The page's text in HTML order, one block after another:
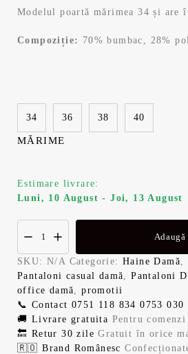
i
a
l
a
o
s
t
:
r
e
s
e
:
1
1
Modelul poartă mărimea 34 și are
Compoziție: 70% bumbac, 28%
34 36 38 40
MĂRIME
Estimare livrare:
Luni, 10 August - Joi, 13 August
Adaugă
SKU: N/A Categorie: Haine Damă,
Pantaloni casual damă,Pantaloni
office damă,promotii
📞 Contact 0751 118 834 0753 030
🚚 Livrare gratuita Pentru
🔙 Retur 30 zile Gratuit în orice
🇷🇴 Brand Românesc